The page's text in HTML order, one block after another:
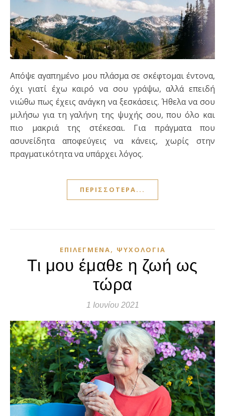
Απόψε αγαπημένο μου πλάσμα σε σκέφτομαι έντονα,
όχι γιατί έχω καιρό να σου γράψω, αλλά επειδή
νιώθω πως έχεις ανάγκη να ξεσκάσεις. Ήθελα να σου
μιλήσω για τη γαλήνη της ψυχής σου, που όλο και
πιο μακριά της στέκεσαι. Για πράγματα που
ασυνείδητα αποφεύγεις να κάνεις, χωρίς στην
πραγματικότητα να υπάρχει λόγος.
ΠΕΡΙΣΣΌΤΕΡΑ...
ΕΠΙΛΕΓΜΈΝΑ, ΨΥΧΟΛΟΓΊΑ
Τι μου έμαθε η ζωή ως
τώρα
1 Ιουνίου 2021